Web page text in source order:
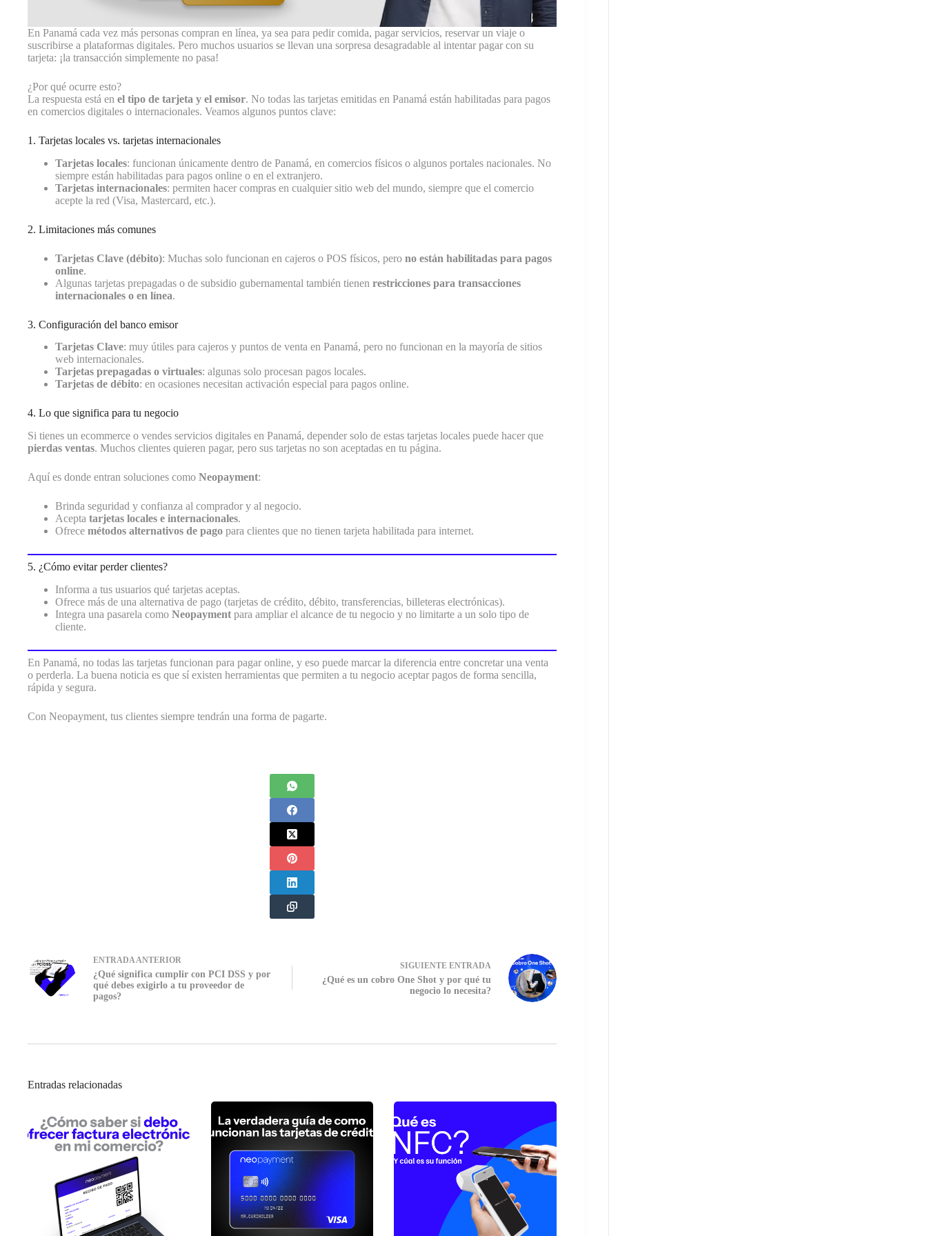
En Panamá cada vez más personas compran en línea, ya sea para pedir comida, pagar servicios, reservar un viaje o
suscribirse a plataformas digitales. Pero muchos usuarios se llevan una sorpresa desagradable al intentar pagar con su
tarjeta: ¡la transacción simplemente no pasa!
¿Por qué ocurre esto?
La respuesta está en el tipo de tarjeta y el emisor. No todas las tarjetas emitidas en Panamá están habilitadas para pagos
en comercios digitales o internacionales. Veamos algunos puntos clave:
1. Tarjetas locales vs. tarjetas internacionales
Tarjetas locales: funcionan únicamente dentro de Panamá, en comercios físicos o algunos portales nacionales. No
siempre están habilitadas para pagos online o en el extranjero.
Tarjetas internacionales: permiten hacer compras en cualquier sitio web del mundo, siempre que el comercio
acepte la red (Visa, Mastercard, etc.).
2. Limitaciones más comunes
Tarjetas Clave (débito): Muchas solo funcionan en cajeros o POS físicos, pero no están habilitadas para pagos
online.
Algunas tarjetas prepagadas o de subsidio gubernamental también tienen restricciones para transacciones
internacionales o en línea.
3. Configuración del banco emisor
Tarjetas Clave: muy útiles para cajeros y puntos de venta en Panamá, pero no funcionan en la mayoría de sitios
web internacionales.
Tarjetas prepagadas o virtuales: algunas solo procesan pagos locales.
Tarjetas de débito: en ocasiones necesitan activación especial para pagos online.
4. Lo que significa para tu negocio
Si tienes un ecommerce o vendes servicios digitales en Panamá, depender solo de estas tarjetas locales puede hacer que
pierdas ventas. Muchos clientes quieren pagar, pero sus tarjetas no son aceptadas en tu página.
Aquí es donde entran soluciones como Neopayment:
Brinda seguridad y confianza al comprador y al negocio.
Acepta tarjetas locales e internacionales.
Ofrece métodos alternativos de pago para clientes que no tienen tarjeta habilitada para internet.
5. ¿Cómo evitar perder clientes?
Informa a tus usuarios qué tarjetas aceptas.
Ofrece más de una alternativa de pago (tarjetas de crédito, débito, transferencias, billeteras electrónicas).
Integra una pasarela como Neopayment para ampliar el alcance de tu negocio y no limitarte a un solo tipo de
cliente.
En Panamá, no todas las tarjetas funcionan para pagar online, y eso puede marcar la diferencia entre concretar una venta
o perderla. La buena noticia es que sí existen herramientas que permiten a tu negocio aceptar pagos de forma sencilla,
rápida y segura.
Con Neopayment, tus clientes siempre tendrán una forma de pagarte.
ENTRADAANTERIOR
¿Qué significa cumplir con PCI DSS y por
qué debes exigirlo a tu proveedor de
pagos?
SIGUIENTE ENTRADA
¿Qué es un cobro One Shot y por qué tu
negocio lo necesita?
Entradas relacionadas